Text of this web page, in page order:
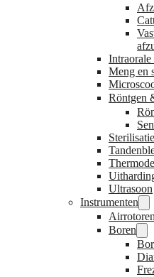
Intraorale
Meng en
Röntgen
Sterilisatie
Ultrasoon
Instrumenten
Boren